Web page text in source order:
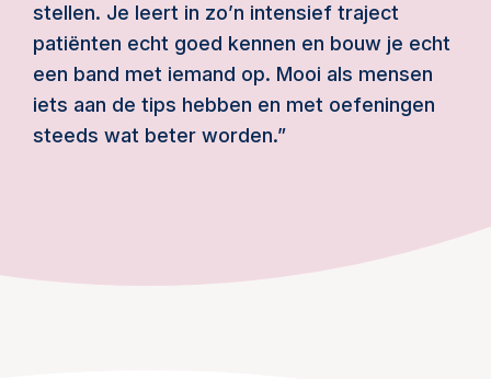
stellen. Je leert in zo’n intensief traject
patiënten echt goed kennen en bouw je echt
een band met iemand op. Mooi als mensen
iets aan de tips hebben en met oefeningen
steeds wat beter worden.”